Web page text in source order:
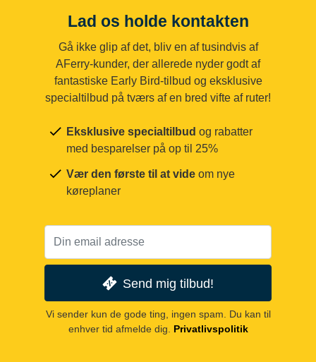
Lad os holde kontakten
Gå ikke glip af det, bliv en af tusindvis af
AFerry-kunder, der allerede nyder godt af
fantastiske Early Bird-tilbud og eksklusive
specialtilbud på tværs af en bred vifte af ruter!
Eksklusive specialtilbud og rabatter
med besparelser på op til 25%
Vær den første til at vide om nye
køreplaner
Send mig tilbud!
Vi sender kun de gode ting, ingen spam. Du kan til
enhver tid afmelde dig.
Privatlivspolitik